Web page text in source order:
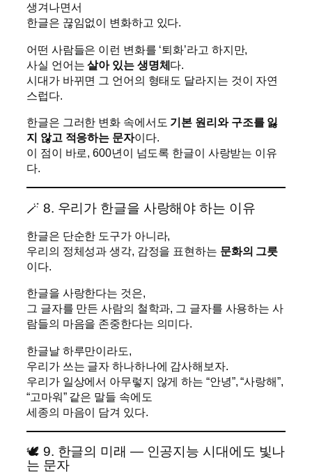
생겨나면서
한글은 끊임없이 변화하고 있다.
어떤 사람들은 이런 변화를 ‘퇴화’라고 하지만,
사실 언어는살아 있는 생명체다.
시대가 바뀌면 그 언어의 형태도 달라지는 것이 자연
스럽다.
한글은 그러한 변화 속에서도 기본 원리와 구조를 잃
지 않고 적응하는 문자이다.
이 점이 바로, 600년이 넘도록 한글이 사랑받는 이유
다.
🪄 8. 우리가 한글을 사랑해야 하는 이유
한글은 단순한 도구가 아니라,
우리의 정체성과 생각, 감정을 표현하는 문화의 그릇
이다.
한글을 사랑한다는 것은,
그 글자를 만든 사람의 철학과, 그 글자를 사용하는 사
람들의 마음을 존중한다는 의미다.
한글날 하루만이라도,
우리가 쓰는 글자 하나하나에 감사해보자.
우리가 일상에서 아무렇지 않게 하는 “안녕”, “사랑해”,
“고마워” 같은 말들 속에도
세종의 마음이 담겨 있다.
🕊️ 9. 한글의 미래 — 인공지능 시대에도 빛나
는 문자